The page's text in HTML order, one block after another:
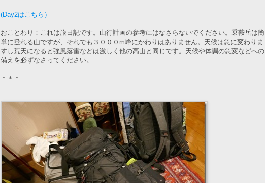
(Day2はこちら）
おことわり：これは旅日記です。山行計画の参考にはなさらないでください。乗鞍岳は簡
単に登れる山ですが、それでも３０００m峰にかわりはありません。天候は急に変わりま
すし荒天になると強風落雷などは激しく他の高山と同じです。天候や体調の急変などへの
備えを必ずなさってください。
＊＊＊